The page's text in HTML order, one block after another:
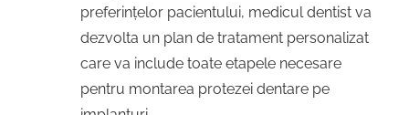
preferințelor pacientului, medicul dentist va
dezvolta un plan de tratament personalizat
care va include toate etapele necesare
pentru montarea protezei dentare pe